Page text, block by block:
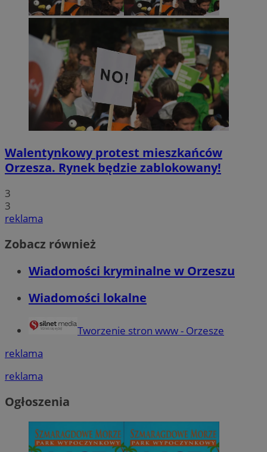
Walentynkowy protest mieszkańców
Orzesza. Rynek będzie zablokowany!
3
3
reklama
Zobacz również
Wiadomości kryminalne w Orzeszu
Wiadomości lokalne
Tworzenie stron www - Orzesze
reklama
reklama
Ogłoszenia